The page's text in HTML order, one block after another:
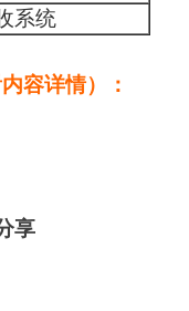
系统
容详情）：
享